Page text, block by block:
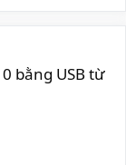
bằng USB từ